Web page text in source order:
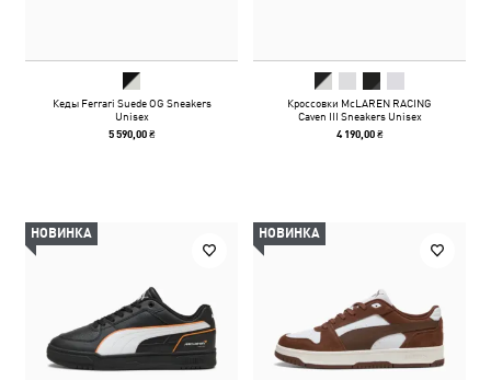
Кеды Ferrari Suede OG Sneakers
Unisex
5 590,00 ₴
Кроссовки McLAREN RACING
Caven III Sneakers Unisex
4 190,00 ₴
НОВИНКА НОВИНКА